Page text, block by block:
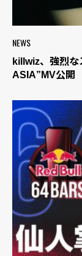
NEWS
killwiz、強烈な
ASIA”MV公開